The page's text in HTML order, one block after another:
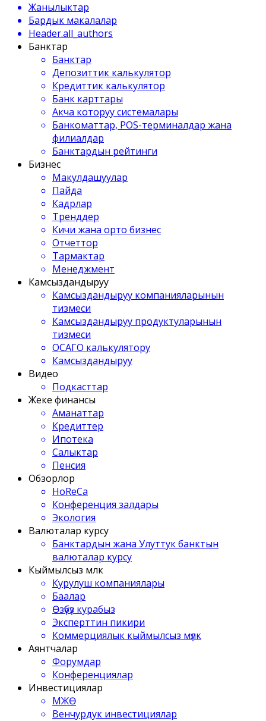
Жанылыктар
Бардык макалалар
Header.all_authors
Банктар
Банктар
Депозиттик калькулятор
Кредиттик калькулятор
Банк карттары
Акча которуу системалары
Банкоматтар, POS-терминалдар жана
филиалдар
Банктардын рейтинги
Бизнес
Макулдашуулар
Пайда
Кадрлар
Тренддер
Кичи жана орто бизнес
Отчеттор
Тармактар
Менеджмент
Камсыздандыруу
Камсыздандыруу компанияларынын
тизмеси
Камсыздандыруу продуктуларынын
тизмеси
ОСАГО калькулятору
Камсыздандыруу
Видео
Подкасттар
Жеке финансы
Аманаттар
Кредиттер
Ипотека
Салыктар
Пенсия
Обзорлор
HoReCa
Конференция залдары
Экология
Валюталар курсу
Банктардын жана Улуттук банктын
валюталар курсу
Кыймылсыз мүлк
Курулуш компаниялары
Баалар
Өзүбүз курабыз
Эксперттин пикири
Коммерциялык кыймылсыз мүлк
Аянтчалар
Форумдар
Конференциялар
Инвестициялар
МЖӨ
Венчурдук инвестициялар